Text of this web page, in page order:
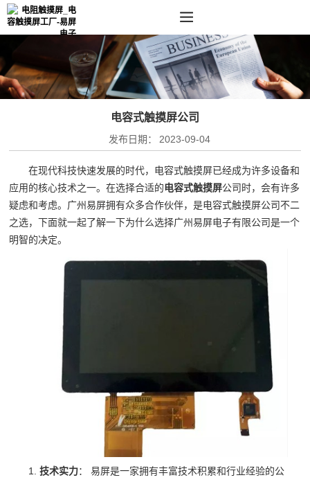
电容式触摸屏公司
发布日期： 2023-09-04
在现代科技快速发展的时代，电容式触摸屏已经成为许多设备和
应用的核心技术之一。在选择合适的电容式触摸屏公司时，会有许多
疑虑和考虑。广州易屏拥有众多合作伙伴，是电容式触摸屏公司不二
之选，下面就一起了解一下为什么选择广州易屏电子有限公司是一个
明智的决定。
1.技术实力： 易屏是一家拥有丰富技术积累和行业经验的公